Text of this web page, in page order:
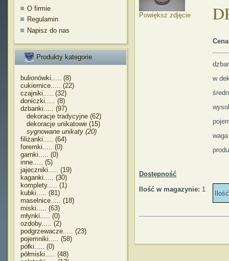
O firmie
Regulamin
Napisz do nas
Produkty kategorie
bulionówki..... (8)
cukiernice..... (22)
czajniki..... (32)
doniczki..... (8)
dzbanki..... (97)
dekoracje tradycyjne (62)
dekoracje unikatowe (15)
sygnowane unikaty (20)
filiżanki..... (64)
foremki..... (0)
garnki..... (0)
inne..... (5)
jajeczniki..... (19)
kaganki..... (30)
komplety..... (1)
kubki..... (81)
maselnice..... (18)
miski..... (63)
młynki..... (0)
ozdoby..... (2)
podgrzewacze..... (23)
pojemniki..... (58)
półki..... (0)
półmiski..... (48)
Powiększ zdjęcie
w
Dostępność
Ilość w magazynie: 1